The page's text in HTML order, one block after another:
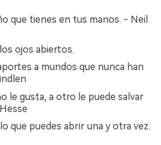
que tienes en tus manos. - Neil
ojos abiertos.
a mundos que nunca han
le gusta, a otro le puede salvar
que puedes abrir una y otra vez.